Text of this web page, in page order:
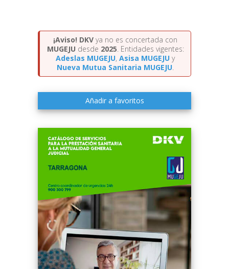
¡Aviso! DKV ya no es concertada con
MUGEJU desde 2025. Entidades vigentes:
Adeslas MUGEJU, Asisa MUGEJU y
Nueva Mutua Sanitaria MUGEJU.